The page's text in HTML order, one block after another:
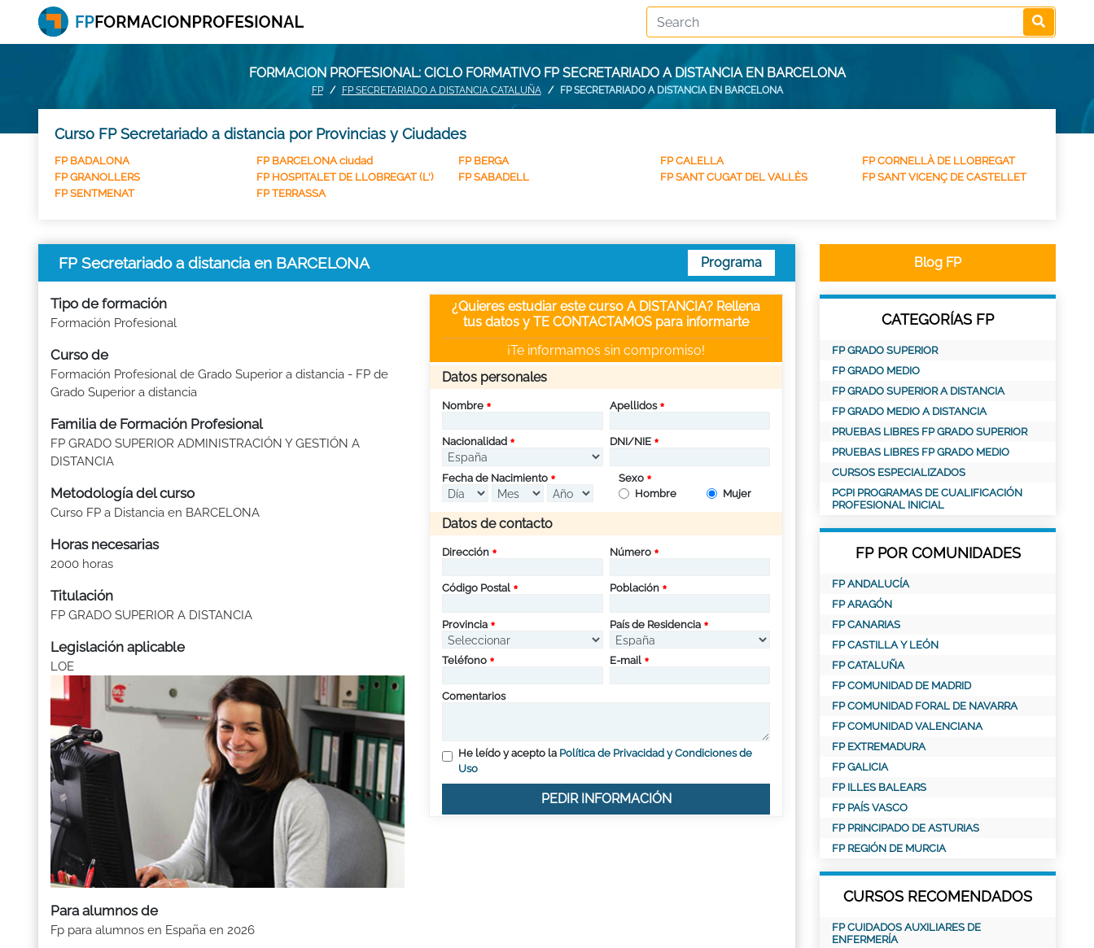
FORMACION PROFESIONAL: CICLO FORMATIVO FP SECRETARIADO A DISTANCIA EN BARCELONA
FP FP SECRETARIADO A DISTANCIA CATALUÑA FP SECRETARIADO A DISTANCIA EN BARCELONA
Curso FP Secretariado a distancia por Provincias y Ciudades
FP BADALONA FP BARCELONA ciudad FP BERGA FP CALELLA
FP CORNELLÀ DE LLOBREGAT
FP GRANOLLERS
FP HOSPITALET DE LLOBREGAT (L') FP SABADELL FP SANT CUGAT DEL VALLÈS
FP SANT VICENÇ DE CASTELLET
FP SENTMENAT
FP TERRASSA
FP Secretariado a distancia en BARCELONA Programa
Tipo de formación
Formación Profesional
Curso de
Formación Profesional de Grado Superior a distancia - FP de
Grado Superior a distancia
Familia de Formación Profesional
FP GRADO SUPERIOR ADMINISTRACIÓN Y GESTIÓN A
DISTANCIA
Metodología del curso
Curso FP a Distancia en BARCELONA
Horas necesarias
2000 horas
Titulación
FP GRADO SUPERIOR A DISTANCIA
Legislación aplicable
LOE
Para alumnos de
Fp para alumnos en España en 2026
¿Quieres estudiar este curso A DISTANCIA? Rellena
tus datos y TE CONTACTAMOS para informarte
¡Te informamos sin compromiso!
Datos personales
Nombre Apellidos
Nacionalidad DNI/NIE
Fecha de Nacimiento
Sexo
Hombre
Mujer
Datos de contacto
Dirección Número
Código Postal Población
Provincia País de Residencia
Teléfono E-mail
Comentarios
He leído y acepto la Política de Privacidad y Condiciones de
Uso
PEDIR INFORMACIÓN
Blog FP
CATEGORÍAS FP
FP GRADO SUPERIOR
FP GRADO MEDIO
FP GRADO SUPERIOR A DISTANCIA
FP GRADO MEDIO A DISTANCIA
PRUEBAS LIBRES FP GRADO SUPERIOR
PRUEBAS LIBRES FP GRADO MEDIO
CURSOS ESPECIALIZADOS
PCPI PROGRAMAS DE CUALIFICACIÓN
PROFESIONAL INICIAL
FP POR COMUNIDADES
FP ANDALUCÍA
FP ARAGÓN
FP CANARIAS
FP CASTILLA Y LEÓN
FP CATALUÑA
FP COMUNIDAD DE MADRID
FP COMUNIDAD FORAL DE NAVARRA
FP COMUNIDAD VALENCIANA
FP EXTREMADURA
FP GALICIA
FP ILLES BALEARS
FP PAÍS VASCO
FP PRINCIPADO DE ASTURIAS
FP REGIÓN DE MURCIA
CURSOS RECOMENDADOS
FP CUIDADOS AUXILIARES DE
ENFERMERÍA